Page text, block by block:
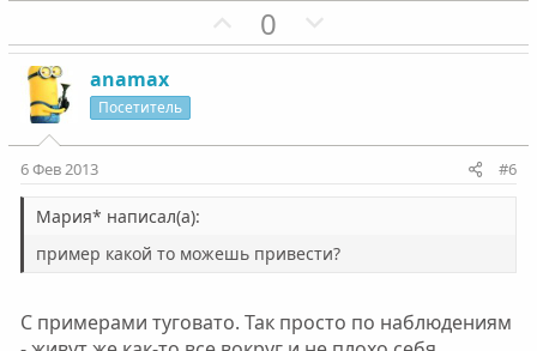
П
о
т
ы
г
о
0
е
т
ы
г
о
anamax
Посетитель
6 Фев 2013 #6
Mapия* написал(а):
пример какой то можешь привести?
С примерами туговато. Так просто по наблюдениям